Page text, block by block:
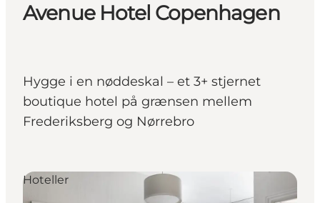
Planera din resa
Avenue Hotel Copenhagen
Hygge i en nøddeskal – et 3+ stjernet
boutique hotel på grænsen mellem
Frederiksberg og Nørrebro
Hoteller